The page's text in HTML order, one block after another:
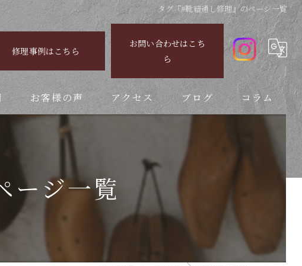
タグ『#靴紐通し修理』のページ一覧
修理事例はこちら
お問い合わせはこち
ら
お客様の声 アクセス ブログ コラム
ージ一覧